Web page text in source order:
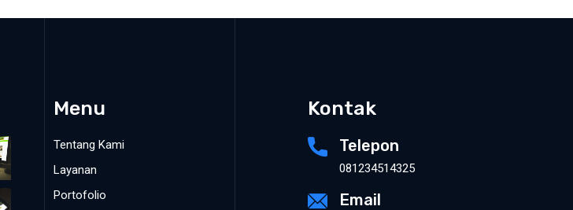
Menu
Tentang Kami
Layanan
Portofolio
Kontak
Telepon
081234514325
Email